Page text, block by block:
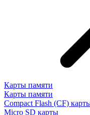
Карты памяти
Карты памяти
Compact Flash (CF)
Micro SD карты